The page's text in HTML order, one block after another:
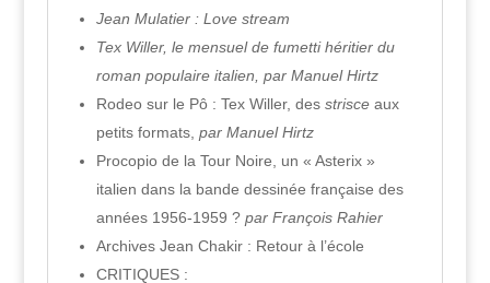
Jean Mulatier : Love stream
Tex Willer, le mensuel de fumetti héritier du
roman populaire italien, par Manuel Hirtz
Rodeo sur le Pô : Tex Willer, des strisceaux
petits formats, par Manuel Hirtz
Procopio de la Tour Noire, un « Asterix »
italien dans la bande dessinée française des
années 1956-1959 ? par François Rahier
Archives Jean Chakir : Retour à l’école
CRITIQUES :